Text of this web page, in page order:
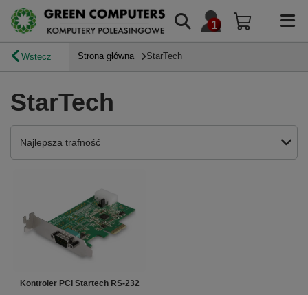
Wstecz Strona główna StarTech
StarTech
Zmień sortowanie
Najlepsza trafność
Kontroler PCI Startech RS-232